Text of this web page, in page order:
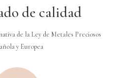
de calidad
de la Ley de Metales Preciosos
y Europea